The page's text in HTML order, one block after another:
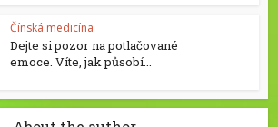
Čínská medicína
Dejte si pozor na potlačované
emoce. Víte, jak působí...